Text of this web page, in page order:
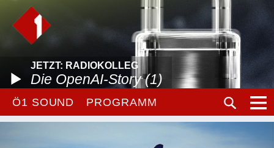
JETZT: RADIOKOLLEG
Die OpenAI-Story (1)
Ö1 SOUND PROGRAMM